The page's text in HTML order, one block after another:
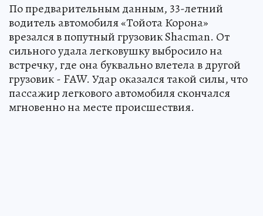
По предварительным данным, 33-летний
водитель автомобиля «Тойота Корона»
врезался в попутный грузовик Shacman. От
сильного удала легковушку выбросило на
встречку, где она буквально влетела в другой
грузовик - FAW. Удар оказался такой силы, что
пассажир легкового автомобиля скончался
мгновенно на месте происшествия.